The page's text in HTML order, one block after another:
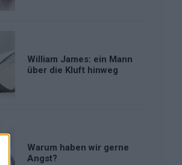
William James: ein Mann
über die Kluft hinweg
Warum haben wir gerne
Angst?